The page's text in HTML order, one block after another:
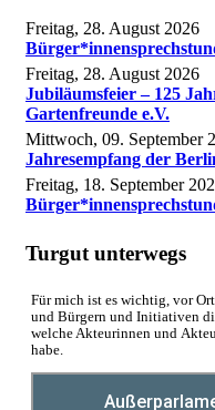
Freitag, 28. August 2026
Freitag, 28. August 2026
Jubiläumsfeier – 125
Gartenfreunde e.V.
Mittwoch, 09. September
Jahresempfang der
Freitag, 18. September
Turgut unterwegs
Für mich ist es wichtig, vor
und Bürgern und Initiativen
welche Akteurinnen und
habe.